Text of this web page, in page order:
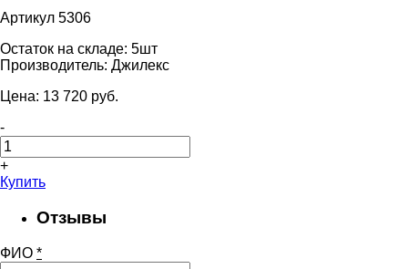
Артикул 5306
Остаток на складе: 5шт
Производитель: Джилекс
Цена: 13 720 pуб.
-
+
Купить
Отзывы
ФИО *